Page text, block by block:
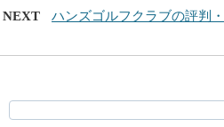
NEXT
ハンズゴルフクラブの評判